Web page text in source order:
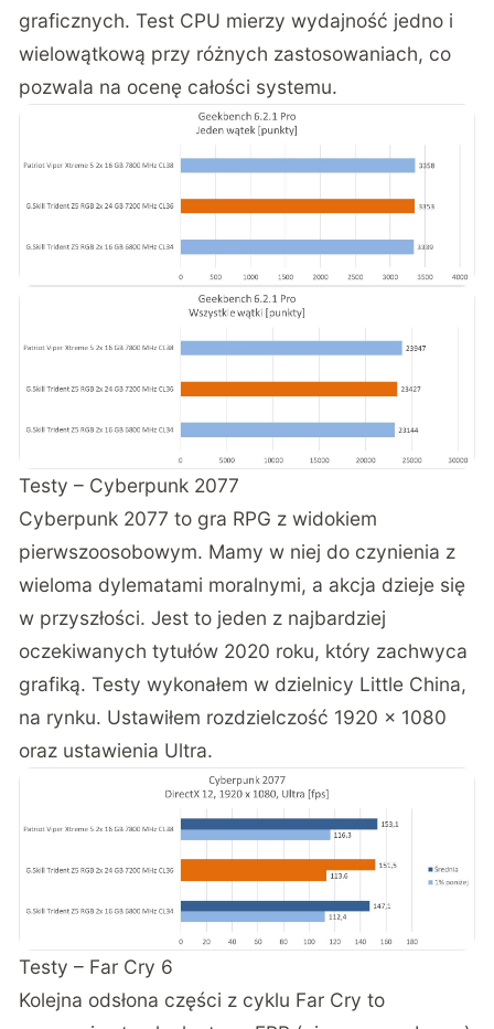
graficznych. Test CPU mierzy wydajność jedno i
wielowątkową przy różnych zastosowaniach, co
pozwala na ocenę całości systemu.
Testy – Cyberpunk 2077
Cyberpunk 2077 to gra RPG z widokiem
pierwszoosobowym. Mamy w niej do czynienia z
wieloma dylematami moralnymi, a akcja dzieje się
w przyszłości. Jest to jeden z najbardziej
oczekiwanych tytułów 2020 roku, który zachwyca
grafiką. Testy wykonałem w dzielnicy Little China,
na rynku. Ustawiłem rozdzielczość 1920 x 1080
oraz ustawienia Ultra.
Testy – Far Cry 6
Kolejna odsłona części z cyklu Far Cry to